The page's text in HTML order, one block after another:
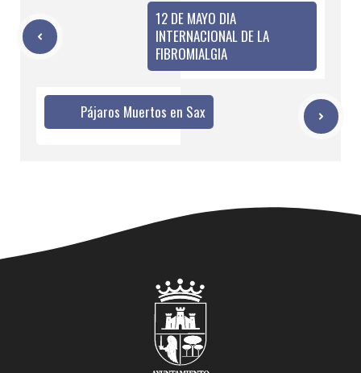
12 DE MAYO DIA
INTERNACIONAL DE LA
FIBROMIALGIA
Pájaros Muertos en Sax